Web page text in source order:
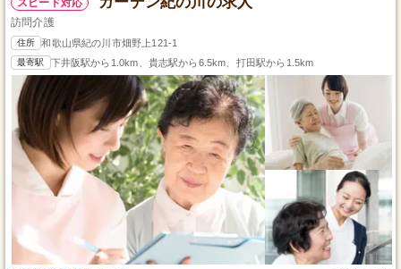
スピード対応
訪問介護
住所 和歌山県紀の川市畑野上121-1
最寄駅 下井阪駅から1.0km、貴志駅から6.5km、打田駅から1.5km